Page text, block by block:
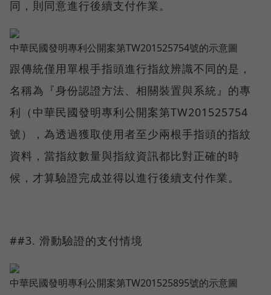
同，則同意進行後續支付作業。
中華民國發明專利公開案第TW201525754號的示意圖
跟傳統僅用單根手指頭進行指紋辨識不同的是，
名稱為『身份認證方法、相關裝置與系統』的專
利（中華民國發明專利公開案第TW201525754
號），為透過獲取使用者至少兩根手指頭的指紋
資料，當指紋數量與指紋資訊都比對正確的時
候，才算驗證完成並得以進行後續支付作業。
##3. 滑動驗證的支付情境
中華民國發明專利公開案第TW201525895號的示意圖